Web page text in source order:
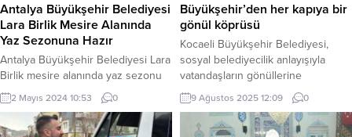
Antalya Büyükşehir Belediyesi
Lara Birlik Mesire Alanında
Yaz Sezonuna Hazır
Antalya Büyükşehir Belediyesi Lara
Birlik mesire alanında yaz sezonu
öncesi bakım onarım çalışması
başlattı. Mesire alanına belediye
atölyelerinde üretilen yeni bank ve
2 Mayıs 2024 10:53 0
Büyükşehir’den her kapıya bir
gönül köprüsü
Kocaeli Büyükşehir Belediyesi,
sosyal belediyecilik anlayışıyla
vatandaşların gönüllerine
dokunmaya devam ediyor. Bu
kapsamda Sağlık ve Sosyal
Hizmetler Dairesi Başkanlığı’na
9 Ağustos 2025 12:09 0